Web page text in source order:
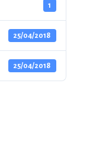
1
25/04/2018
25/04/2018